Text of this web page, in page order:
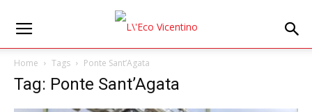
Home Tags Ponte Sant’Agata
Tag: Ponte Sant’Agata